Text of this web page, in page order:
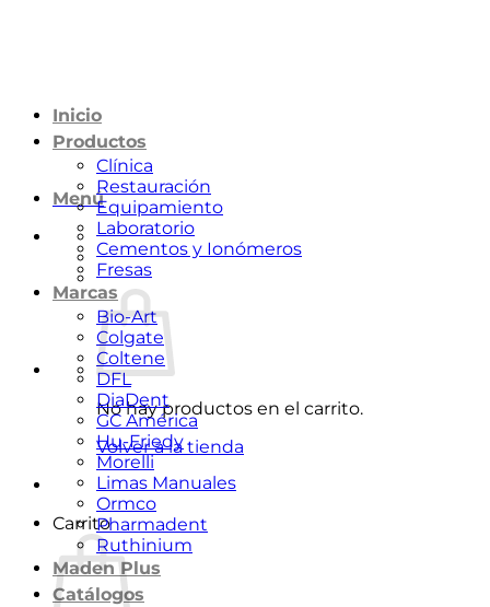
Menú
No hay productos en el carrito.
Volver a la tienda
Carrito
Inicio
Productos
Clínica
Restauración
Equipamiento
Laboratorio
Cementos y Ionómeros
Fresas
Marcas
Bio-Art
Colgate
Coltene
DFL
DiaDent
GC América
Hu-Friedy
Morelli
Limas Manuales
Ormco
Pharmadent
Ruthinium
Maden Plus
Catálogos